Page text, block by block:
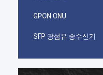
GPON ONU
SFP 광섬유 송수신기